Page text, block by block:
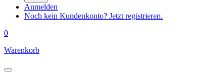
Anmelden
Noch kein Kundenkonto? Jetzt registrieren.
0
Warenkorb